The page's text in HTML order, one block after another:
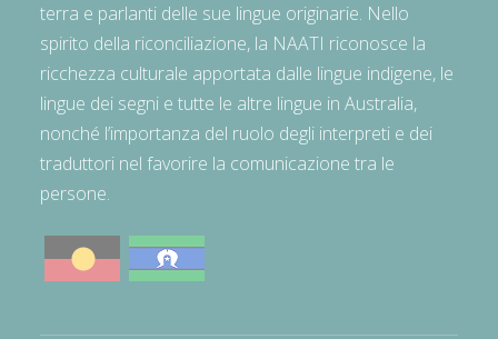
terra e parlanti delle sue lingue originarie. Nello
spirito della riconciliazione, la NAATI riconosce la
ricchezza culturale apportata dalle lingue indigene, le
lingue dei segni e tutte le altre lingue in Australia,
nonché l’importanza del ruolo degli interpreti e dei
traduttori nel favorire la comunicazione tra le
persone.